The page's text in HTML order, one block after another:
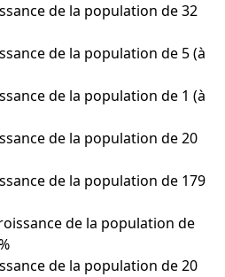
de la population de 32
de la population de 5 (à
de la population de 1 (à
de la population de 20
de la population de 179
de la population de
de la population de 20